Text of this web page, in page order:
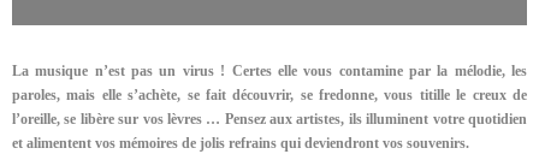
La musique n’est pas un virus ! Certes elle vous contamine par la mélodie, les
paroles, mais elle s’achète, se fait découvrir, se fredonne, vous titille le creux de
l’oreille, se libère sur vos lèvres … Pensez aux artistes, ils illuminent votre quotidien
et alimentent vos mémoires de jolis refrains qui deviendront vos souvenirs.